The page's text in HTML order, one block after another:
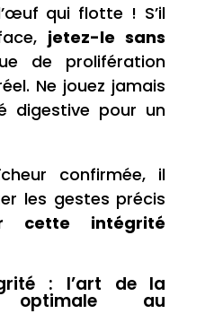
qui flotte ! S’il
jetez-le sans
de prolifération
Ne jouez jamais
digestive pour un
confirmée, il
les gestes précis
cette intégrité
: l’art de la
optimale au